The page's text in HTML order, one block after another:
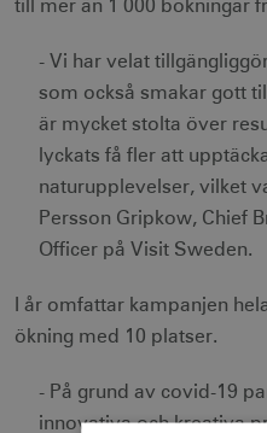
till mer än 1 000 bokningar
- Vi har velat
som också smakar gott
är mycket stolta över
lyckats få fler att
naturupplevelser, vilket
Persson Gripkow, Chief
Officer på Visit Sweden.
I år omfattar kampanjen
ökning med 10 platser.
- På grund av covid-19
innovativa och kreativa